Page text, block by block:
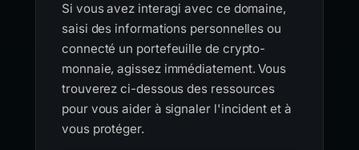
Si vous avez interagi avec ce domaine,
saisi des informations personnelles ou
connecté un portefeuille de crypto-
monnaie, agissez immédiatement. Vous
trouverez ci-dessous des ressources
pour vous aider à signaler l'incident et à
vous protéger.